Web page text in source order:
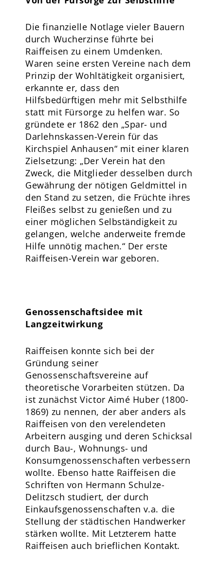
Die finanzielle Notlage vieler Bauern
durch Wucherzinse führte bei
Raiffeisen zu einem Umdenken.
Waren seine ersten Vereine nach dem
Prinzip der Wohltätigkeit organisiert,
erkannte er, dass den
Hilfsbedürftigen mehr mit Selbsthilfe
statt mit Fürsorge zu helfen war. So
gründete er 1862 den „Spar- und
Darlehnskassen-Verein für das
Kirchspiel Anhausen“ mit einer klaren
Zielsetzung: „Der Verein hat den
Zweck, die Mitglieder desselben durch
Gewährung der nötigen Geldmittel in
den Stand zu setzen, die Früchte ihres
Fleißes selbst zu genießen und zu
einer möglichen Selbständigkeit zu
gelangen, welche anderweite fremde
Hilfe unnötig machen.“ Der erste
Raiffeisen-Verein war geboren.
Genossenschaftsidee mit
Langzeitwirkung
Raiffeisen konnte sich bei der
Gründung seiner
Genossenschaftsvereine auf
theoretische Vorarbeiten stützen. Da
ist zunächst Victor Aimé Huber (1800-
1869) zu nennen, der aber anders als
Raiffeisen von den verelendeten
Arbeitern ausging und deren Schicksal
durch Bau-, Wohnungs- und
Konsumgenossenschaften verbessern
wollte. Ebenso hatte Raiffeisen die
Schriften von Hermann Schulze-
Delitzsch studiert, der durch
Einkaufsgenossenschaften v.a. die
Stellung der städtischen Handwerker
stärken wollte. Mit Letzterem hatte
Raiffeisen auch brieflichen Kontakt.